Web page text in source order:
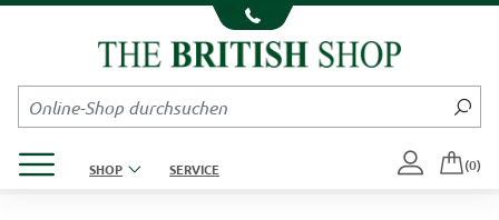
Kompletten Head der Seite überspringen
SHOP SERVICE (0)